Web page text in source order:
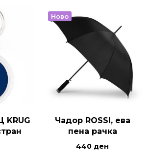
KRUG
Ново
Чадор ROSSI, ева
пена рачка
440 ден